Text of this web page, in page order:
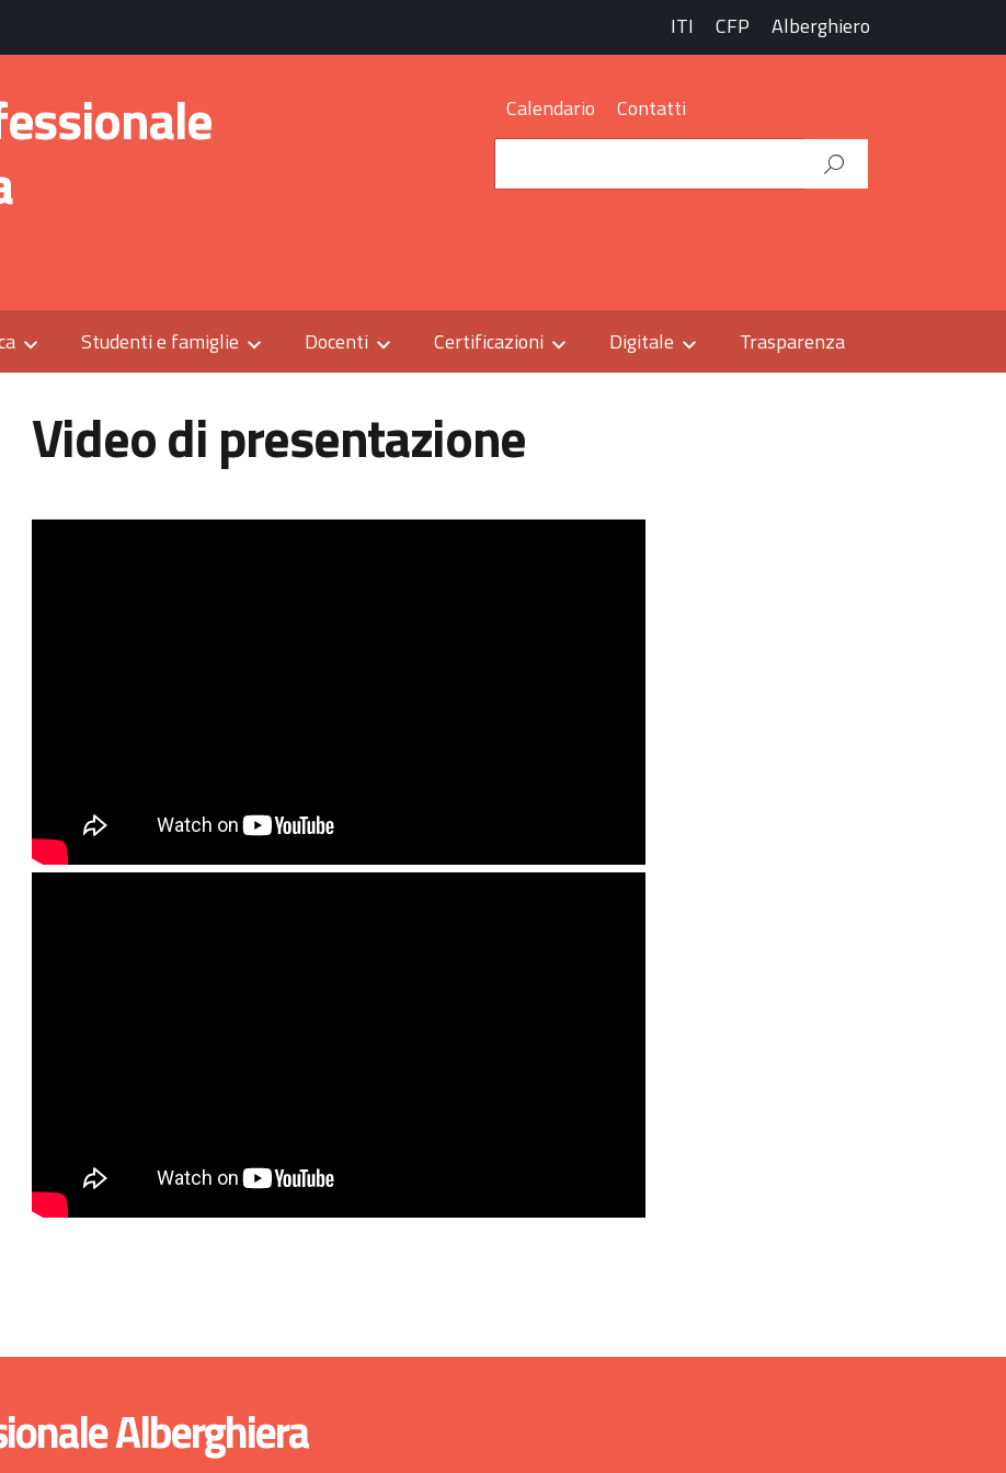
ITI CFP Alberghiero
Calendario Contatti
Studenti e famiglie Docenti Certificazioni Digitale Trasparenza
Video di presentazione
Alberghiera